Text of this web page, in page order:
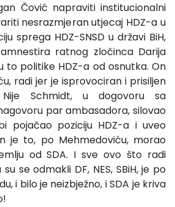
Čović napraviti institucionalni
nesrazmjeran utjecaj HDZ-a u
sprega HDZ-SNSD u državi BiH,
ratnog zločinca Darija
to politike HDZ-a od osnutka. On
radi jer je isprovociran i prisiljen
Nije Schmidt, u dogovoru sa
par ambasadora, silovao
pojačao poziciju HDZ-a i uveo
je to, po Mehmedoviću, morao
od SDA. I sve ovo što radi
se odmakli DF, NES, SBiH, je po
i bilo je neizbježno, i SDA je kriva